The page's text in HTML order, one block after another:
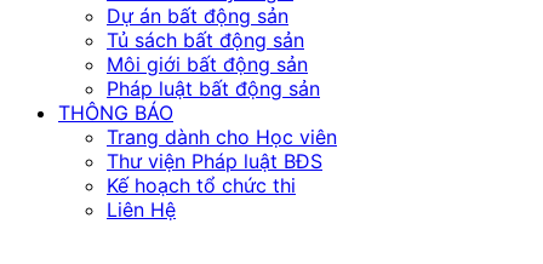
Dự án bất động sản
Tủ sách bất động sản
Môi giới bất động sản
Pháp luật bất động sản
THÔNG BÁO
Trang dành cho Học viên
Thư viện Pháp luật BĐS
Kế hoạch tổ chức thi
Liên Hệ